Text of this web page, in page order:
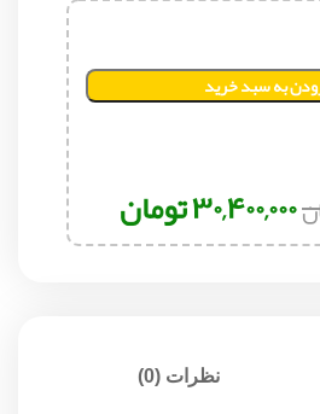
به سبد خرید
۳۰,۴۰۰,۰۰۰تومان
نظرات (0)